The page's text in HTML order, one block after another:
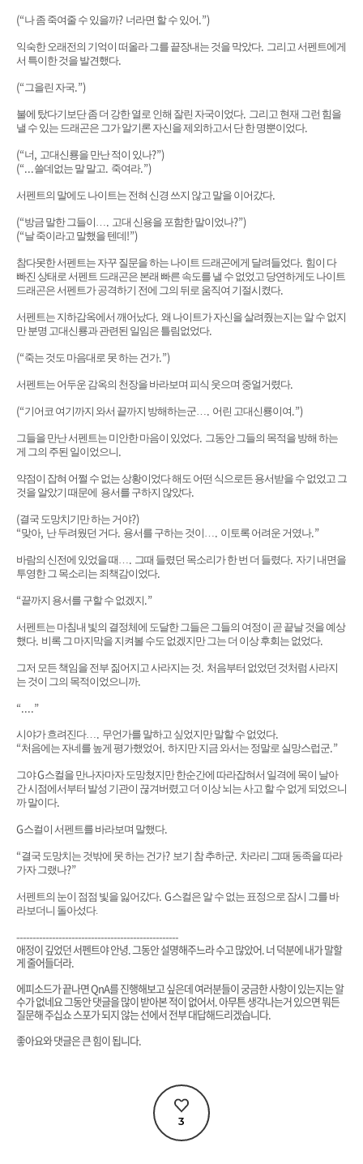
(“나 좀 죽여줄 수 있을까? 너라면 할 수 있어.”)
익숙한 오래전의 기억이 떠올라 그를 끝장내는 것을 막았다. 그리고 서펜트에게
서 특이한 것을 발견했다.
(“그을린 자국.”)
불에 탔다기보단 좀 더 강한 열로 인해 잘린 자국이었다. 그리고 현재 그런 힘을
낼 수 있는 드래곤은 그가 알기론 자신을 제외하고서 단 한 명뿐이었다.
(“너, 고대신룡을 만난 적이 있나?”)
(“...쓸데없는 말 말고. 죽여라.”)
서펜트의 말에도 나이트는 전혀 신경 쓰지 않고 말을 이어갔다.
(“방금 말한 그들이…. 고대 신용을 포함한 말이었나?”)
(“날 죽이라고 말했을 텐데!”)
참다못한 서펜트는 자꾸 질문을 하는 나이트 드래곤에게 달려들었다. 힘이 다
빠진 상태로 서펜트 드래곤은 본래 빠른 속도를 낼 수 없었고 당연하게도 나이트
드래곤은 서펜트가 공격하기 전에 그의 뒤로 움직여 기절시켰다.
서펜트는 지하감옥에서 깨어났다. 왜 나이트가 자신을 살려줬는지는 알 수 없지
만 분명 고대신룡과 관련된 일임은 틀림없었다.
(“죽는 것도 마음대로 못 하는 건가.”)
서펜트는 어두운 감옥의 천장을 바라보며 피식 웃으며 중얼거렸다.
(“기어코 여기까지 와서 끝까지 방해하는군…. 어린 고대신룡이여.”)
그들을 만난 서펜트는 미안한 마음이 있었다. 그동안 그들의 목적을 방해 하는
게 그의 주된 일이었으니.
약점이 잡혀 어쩔 수 없는 상황이었다 해도 어떤 식으로든 용서받을 수 없었고 그
것을 알았기 때문에 용서를 구하지 않았다.
(결국 도망치기만 하는 거야?)
“맞아, 난 두려웠던 거다. 용서를 구하는 것이…. 이토록 어려운 거였나.”
바람의 신전에 있었을 때…. 그때 들렸던 목소리가 한 번 더 들렸다. 자기 내면을
투영한 그 목소리는 죄책감이었다.
“끝까지 용서를 구할 수 없겠지.”
서펜트는 마침내 빛의 결정체에 도달한 그들은 그들의 여정이 곧 끝날 것을 예상
했다. 비록 그 마지막을 지켜볼 수도 없겠지만 그는 더 이상 후회는 없었다.
그저 모든 책임을 전부 짊어지고 사라지는 것. 처음부터 없었던 것처럼 사라지
는 것이 그의 목적이었으니까.
“....”
시야가 흐려진다…. 무언가를 말하고 싶었지만 말할 수 없었다.
“처음에는 자네를 높게 평가했었어. 하지만 지금 와서는 정말로 실망스럽군.”
그야G스컬을 만나자마자 도망쳤지만 한순간에 따라잡혀서 일격에 목이 날아
간 시점에서부터 발성 기관이 끊겨버렸고 더 이상 뇌는 사고 할 수 없게 되었으니
까 말이다.
G스컬이 서펜트를 바라보며 말했다.
“결국 도망치는 것밖에 못 하는 건가? 보기 참 추하군. 차라리 그때 동족을 따라
가자 그랬나?”
서펜트의 눈이 점점 빛을 잃어갔다. G스컬은 알 수 없는 표정으로 잠시 그를 바
라보더니 돌아섰다.
--------------------------------------------------
애정이 깊었던 서펜트야 안녕. 그동안 설명해주느라 수고 많았어. 너 덕분에 내가 말할
게 줄어들더라.
에피소드가 끝나면 QnA를 진행해보고 싶은데 여러분들이 궁금한 사항이 있는지는 알
수가 없네요 그동안 댓글을 많이 받아본 적이 없어서. 아무튼 생각나는거 있으면 뭐든
질문해 주십쇼 스포가 되지 않는 선에서 전부 대답해드리겠습니다.
좋아요와 댓글은 큰 힘이 됩니다.
3